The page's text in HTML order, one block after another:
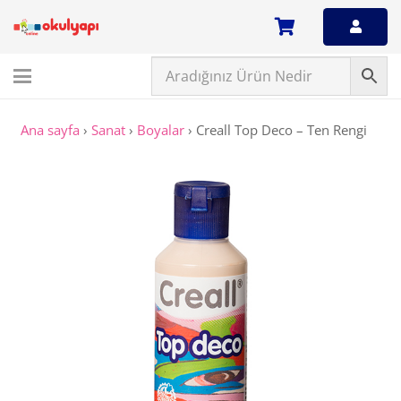
Ana sayfa › Sanat› Boyalar› Creall Top Deco – Ten Rengi